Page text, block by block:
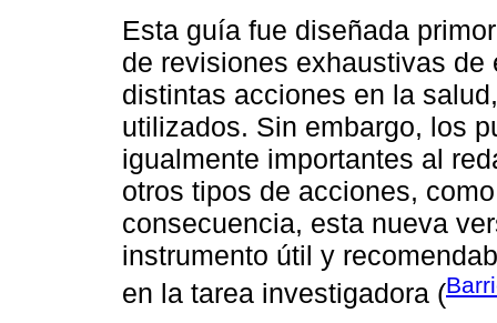
Esta guía fue diseñada
de revisiones exhaustivas
distintas acciones en la
utilizados. Sin embargo, los
igualmente importantes al
otros tipos de acciones,
consecuencia, esta nueva
instrumento útil y
en la tarea investigadora (